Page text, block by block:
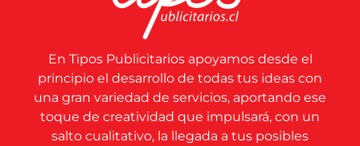
En Tipos Publicitarios apoyamos desde el
principio el desarrollo de todas tus ideas con
una gran variedad de servicios, aportando ese
toque de creatividad que impulsará, con un
salto cualitativo, la llegada a tus posibles